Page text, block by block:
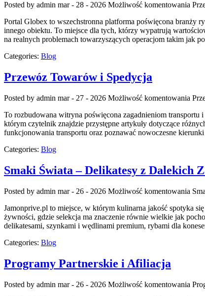
Posted by admin mar - 28 - 2026 Możliwość komentowania
Portal Globex to wszechstronna platforma poświęcona branży
innego obiektu. To miejsce dla tych, którzy wypatrują
na realnych problemach towarzyszących operacjom takim jak
Categories: Blog
Przewóz Towarów i Spedycja
Posted by admin mar - 27 - 2026 Możliwość komentowania
To rozbudowana witryna poświęcona zagadnieniom
którym czytelnik znajdzie przystępne artykuły dotyczące
funkcjonowania transportu oraz poznawać nowoczesne
Categories: Blog
Smaki Świata – Delikatesy z Dalekich
Posted by admin mar - 26 - 2026 Możliwość komentowania
Jamonprive.pl to miejsce, w którym kulinarna jakość spotyka
żywności, gdzie selekcja ma znaczenie równie wielkie jak
delikatesami, szynkami i wędlinami premium, rybami dla
Categories: Blog
Programy Partnerskie i Afiliacja
Posted by admin mar - 26 - 2026 Możliwość komentowania